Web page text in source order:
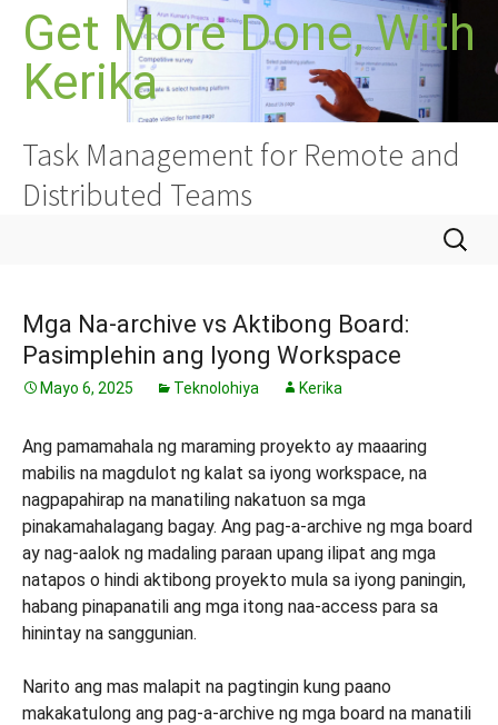
Lumaktaw
nilalaman
Get More Done, With
Kerika
Task Management for Remote and
Distributed Teams
Hanapin
ang:
Mga Na-archive vs Aktibong Board:
Pasimplehin ang Iyong Workspace
Mayo 6, 2025 Teknolohiya Kerika
Ang pamamahala ng maraming proyekto ay maaaring
mabilis na magdulot ng kalat sa iyong workspace, na
nagpapahirap na manatiling nakatuon sa mga
pinakamahalagang bagay. Ang pag-a-archive ng mga board
ay nag-aalok ng madaling paraan upang ilipat ang mga
natapos o hindi aktibong proyekto mula sa iyong paningin,
habang pinapanatili ang mga itong naa-access para sa
hinintay na sanggunian.
Narito ang mas malapit na pagtingin kung paano
makakatulong ang pag-a-archive ng mga board na manatili